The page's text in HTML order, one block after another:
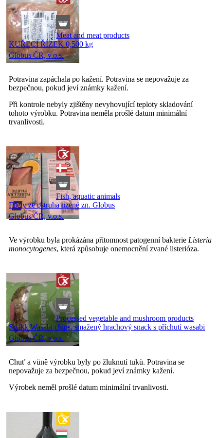
Meat and meat products
KUŘECÍ ŘÍZEK 0,500 kg
Globus ČR, v.o.s.
Potravina zapáchala po kažení. Potravina se nepovažuje za
bezpečnou, pokud jeví známky kažení.
Při kontrole nebyly zjištěny nevyhovující teploty skladování
tohoto výrobku. Potravina neměla prošlé datum minimální
trvanlivosti.
Fish, aquatic animals
Filety ze pstruha uzené zn. Globus
Globus ČR, v.o.s.
Ve výrobku byla prokázána přítomnost patogenní bakterie Listeria
monocytogenes, která způsobuje onemocnění zvané listerióza.
Processed vegetable and mushroom products
Snakk Wasabi chips, smažený hrachový snack s příchutí wasabi
Globus ČR, v.o.s.
Chuť a vůně výrobku byly po žluknutí tuků. Potravina se
nepovažuje za bezpečnou, pokud jeví známky kažení.
Výrobek neměl prošlé datum minimální trvanlivosti.